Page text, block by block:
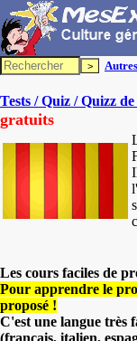
Tests / Quiz / Quizz
gratuits
Les cours faciles de
Pour apprendre le
proposé !
C'est une langue très
(français, italien,